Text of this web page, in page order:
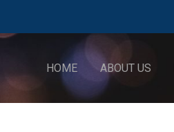
HOME ABOUT US